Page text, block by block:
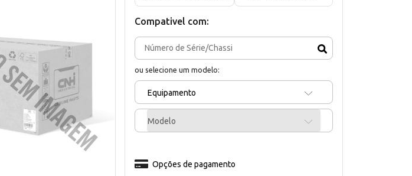
Compativel com:
ou selecione um modelo:
Equipamento
Modelo
Opções de pagamento